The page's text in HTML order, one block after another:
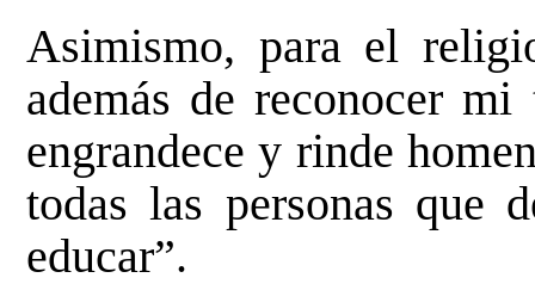
Asimismo, para el
además de reconocer
engrandece y rinde
todas las personas que
educar”.